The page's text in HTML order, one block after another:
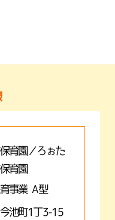
育園／ろぉた
育園
事業 A型
池町1丁3-15